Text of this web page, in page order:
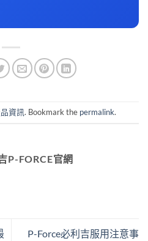
資訊. Bookmark the permalink.
P-FORCE官網
P-Force必利吉服用注意事